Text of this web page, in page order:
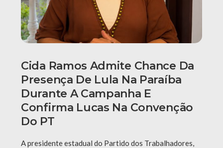
Cida Ramos Admite Chance Da
Presença De Lula Na Paraíba
Durante A Campanha E
Confirma Lucas Na Convenção
Do PT
A presidente estadual do Partido dos Trabalhadores,